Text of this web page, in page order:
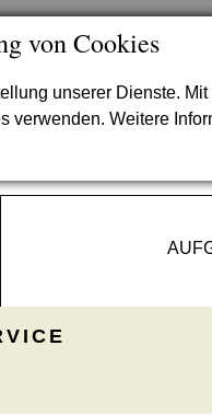
von Cookies
unserer Dienste.
verwenden. Weitere